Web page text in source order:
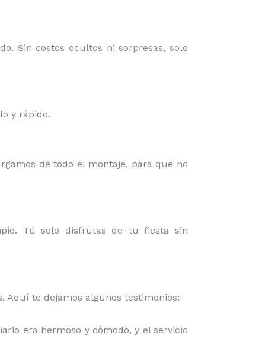
Sin costos ocultos ni sorpresas, solo
y rápido.
de todo el montaje, para que no
Tú solo disfrutas de tu fiesta sin
Aquí te dejamos algunos testimonios:
era hermoso y cómodo, y el servicio